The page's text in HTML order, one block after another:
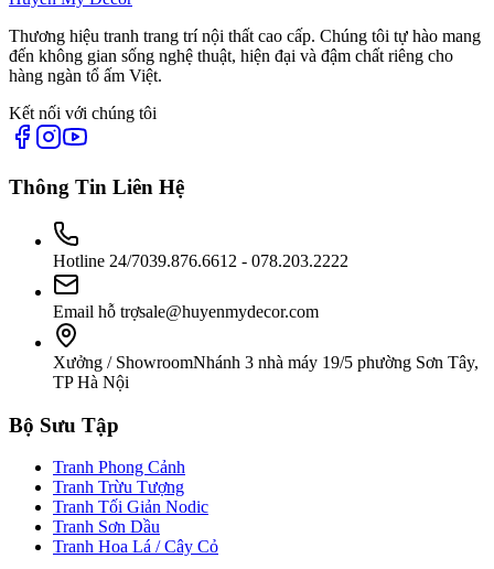
Thương hiệu tranh trang trí nội thất cao cấp. Chúng tôi tự hào mang
đến không gian sống nghệ thuật, hiện đại và đậm chất riêng cho
hàng ngàn tổ ấm Việt.
Kết nối với chúng tôi
Thông Tin Liên Hệ
Hotline 24/7039.876.6612 - 078.203.2222
Email hỗ trợsale@huyenmydecor.com
Xưởng / ShowroomNhánh 3 nhà máy 19/5 phường Sơn Tây,
TP Hà Nội
Bộ Sưu Tập
Tranh Phong Cảnh
Tranh Trừu Tượng
Tranh Tối Giản Nodic
Tranh Sơn Dầu
Tranh Hoa Lá / Cây Cỏ